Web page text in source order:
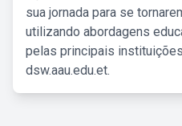
sua jornada para se
utilizando abordagens
pelas principais
dsw.aau.edu.et.